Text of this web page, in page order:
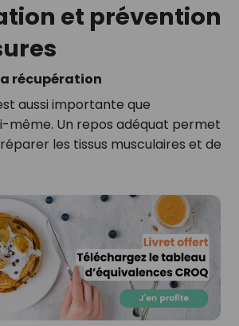
et prévention
récupération
aussi importante que
même. Un repos adéquat permet
les tissus musculaires et de